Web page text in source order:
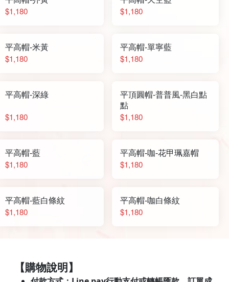
$1,180 $1,180
平高帽-米黃
$1,180
平高帽-單寧藍
$1,180
平高帽-深綠
$1,180
平頂圓帽-普普風-黑白點
點
$1,180
平高帽-藍
$1,180
平高帽-咖-花甲珮嘉帽
$1,180
平高帽-藍白條紋
$1,180
平高帽-咖白條紋
$1,180
【購物說明】